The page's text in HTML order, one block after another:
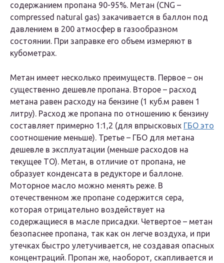
содержанием пропана 90-95%. Метан (CNG –
compressed natural gas) закачивается в баллон под
давлением в 200 атмосфер в газообразном
состоянии. При заправке его объем измеряют в
кубометрах.
Метан имеет несколько преимуществ. Первое – он
существенно дешевле пропана. Второе – расход
метана равен расходу на бензине (1 куб.м равен 1
литру). Расход же пропана по отношению к бензину
составляет примерно 1:1,2 (для впрысковых ГБО это
соотношение меньше). Третье – ГБО для метана
дешевле в эксплуатации (меньше расходов на
текущее ТО). Метан, в отличие от пропана, не
образует конденсата в редукторе и баллоне.
Моторное масло можно менять реже. В
отечественном же пропане содержится сера,
которая отрицательно воздействует на
содержащиеся в масле присадки. Четвертое – метан
безопаснее пропана, так как он легче воздуха, и при
утечках быстро улетучивается, не создавая опасных
концентраций. Пропан же, наоборот, скапливается и